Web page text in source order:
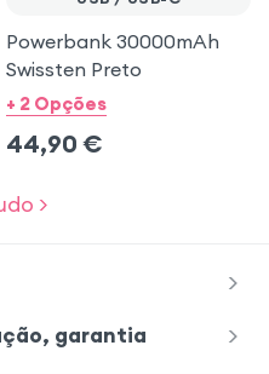
Powerbank 30000mAh
Swissten Preto
+ 2 Opções
44,90 €
>
garantia